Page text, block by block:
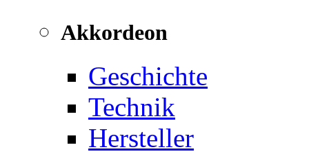
Akkordeon
Geschichte
Technik
Hersteller